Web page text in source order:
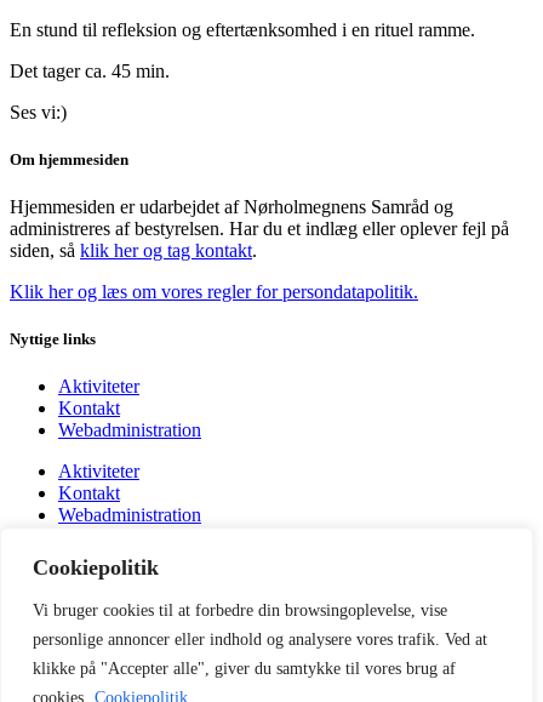
Cookiepolitik
Vi bruger cookies til at forbedre din browsingoplevelse, vise
personlige annoncer eller indhold og analysere vores trafik. Ved at
klikke på "Accepter alle", giver du samtykke til vores brug af
cookies. Cookiepolitik
En stund til refleksion og eftertænksomhed i en rituel ramme.
Det tager ca. 45 min.
Ses vi:)
Om hjemmesiden
Hjemmesiden er udarbejdet af Nørholmegnens Samråd og
administreres af bestyrelsen. Har du et indlæg eller oplever fejl på
siden, så klik her og tag kontakt.
Klik her og læs om vores regler for persondatapolitik.
Nyttige links
Aktiviteter
Kontakt
Webadministration
Aktiviteter
Kontakt
Webadministration
Vi er også på Facebook
Opslag
Billeder
Om Borgernyt
Opslag